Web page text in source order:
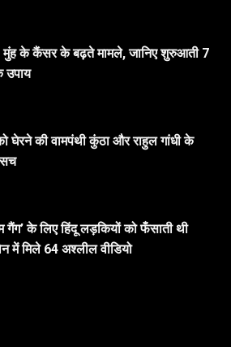
के कैंसर के बढ़ते मामले, जानिए शुरुआती 7
उपाय
घेरने की वामपंथी कुंठा और राहुल गांधी के
सच
के लिए हिंदू लड़कियों को फँसाती थी
में मिले 64 अश्लील वीडियो